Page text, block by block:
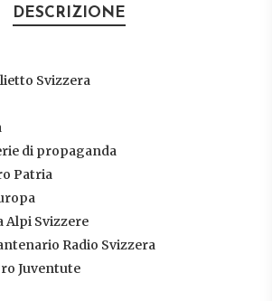
DESCRIZIONE
Svizzera
di propaganda
Patria
Alpi Svizzere
Radio Svizzera
Juventute